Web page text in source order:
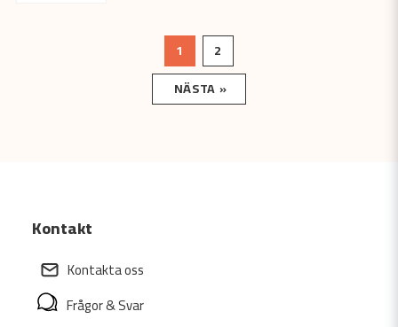
1
2
NÄSTA »
Kontakt
Kontakta oss
Frågor & Svar